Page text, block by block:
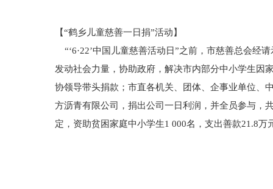
【“鹤乡儿童慈善一日捐”活动】
“‘6·22’中国儿童慈善活动日”之前，市慈善总会经
发动社会力量，协助政府，解决市内部分中小学生因
协领导带头捐款；市直各机关、团体、企事业单位、
方沥青有限公司，捐出公司一日利润，并全员参与，
定，资助贫困家庭中小学生1 000名，支出善款21.8